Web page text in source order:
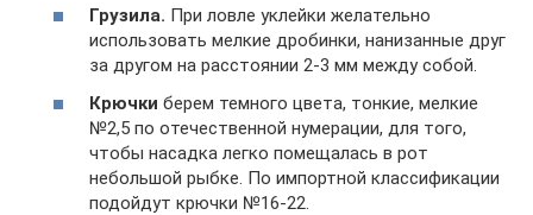
Грузила. При ловле уклейки желательно
использовать мелкие дробинки, нанизанные друг
за другом на расстоянии 2-3 мм между собой.
Крючки берем темного цвета, тонкие, мелкие
№2,5 по отечественной нумерации, для того,
чтобы насадка легко помещалась в рот
небольшой рыбке. По импортной классификации
подойдут крючки №16-22.